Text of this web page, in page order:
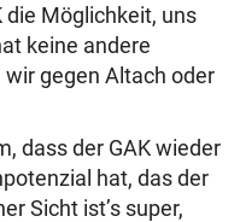
die Möglichkeit, uns
keine andere
gegen Altach oder
dass der GAK wieder
hat, das der
Sicht ist’s super,